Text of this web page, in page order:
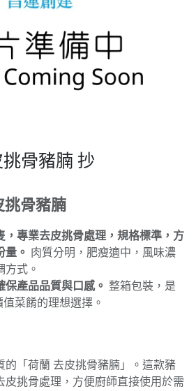
骨豬腩 抄
挑骨豬腩
，專業去皮挑骨處理，規格標準，方
量。 肉質分明，肥瘦適中，風味濃
方式。
產品品質與口感。 整箱包裝，是
菜餚的理想選擇。
的「荷蘭 去皮挑骨豬腩」。這款豬
皮挑骨處理，方便廚師直接使用於需